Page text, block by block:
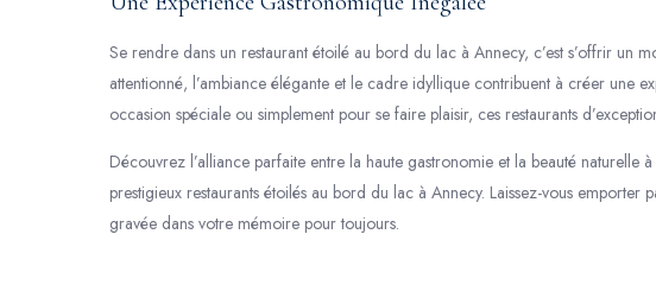
Se rendre dans un restaurant étoilé au bord du lac à Annecy, c’est s’offrir un
attentionné, l’ambiance élégante et le cadre idyllique contribuent à créer une
occasion spéciale ou simplement pour se faire plaisir, ces restaurants
Découvrez l’alliance parfaite entre la haute gastronomie et la beauté naturelle
prestigieux restaurants étoilés au bord du lac à Annecy. Laissez-vous
gravée dans votre mémoire pour toujours.